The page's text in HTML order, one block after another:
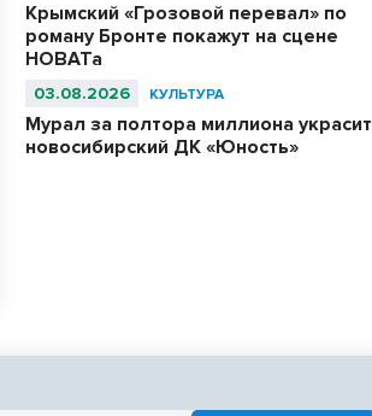
Крымский «Грозовой перевал» по
роману Бронте покажут на сцене
НОВАТа
03.08.2026 КУЛЬТУРА
Мурал за полтора миллиона украсит
новосибирский ДК «Юность»